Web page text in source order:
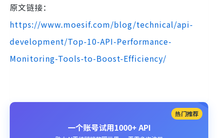
原文链接：
https://www.moesif.com/blog/technical/api-
development/Top-10-API-Performance-
Monitoring-Tools-to-Boost-Efficiency/
热门推荐
一个账号试用1000+ API